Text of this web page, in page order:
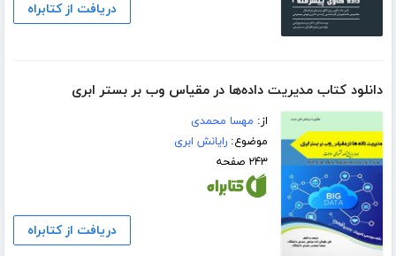
دریافت از کتابراه
دانلود کتاب مدیریت داده‌ها در مقیاس وب بر بستر ابری
از: مهسا محمدی
موضوع:رایانش ابری
۲۴۳ صفحه
دریافت از کتابراه